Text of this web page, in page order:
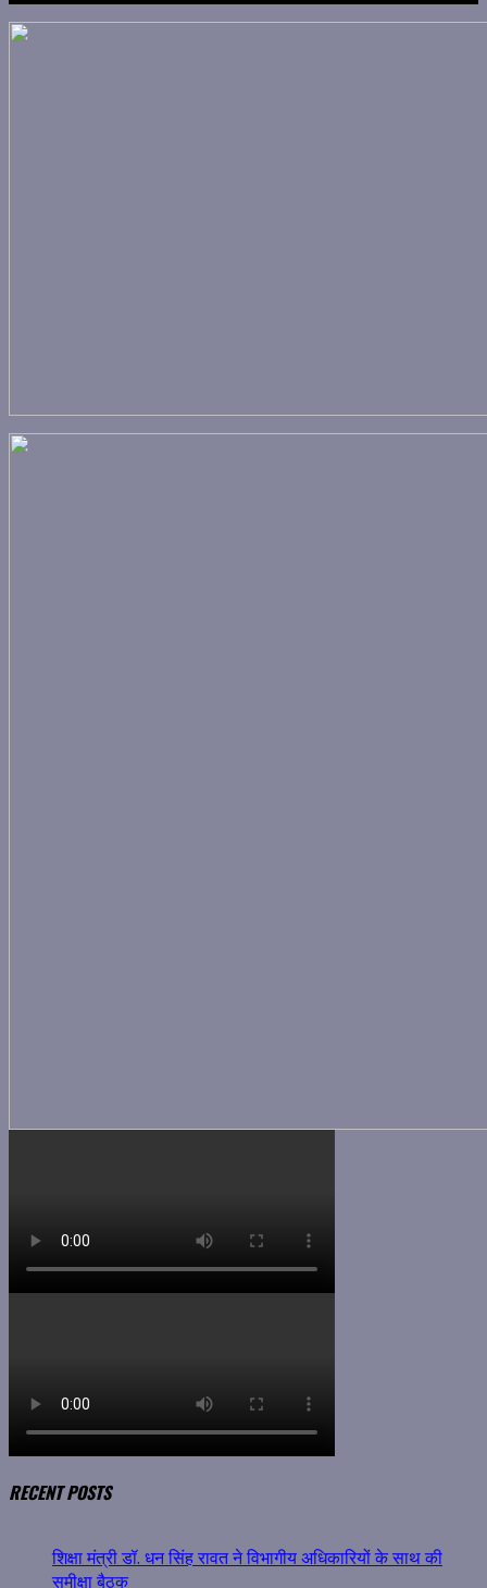
RECENT POSTS
शिक्षा मंत्री डॉ. धन सिंह रावत ने विभागीय अधिकारियों के साथ की
समीक्षा बैठक